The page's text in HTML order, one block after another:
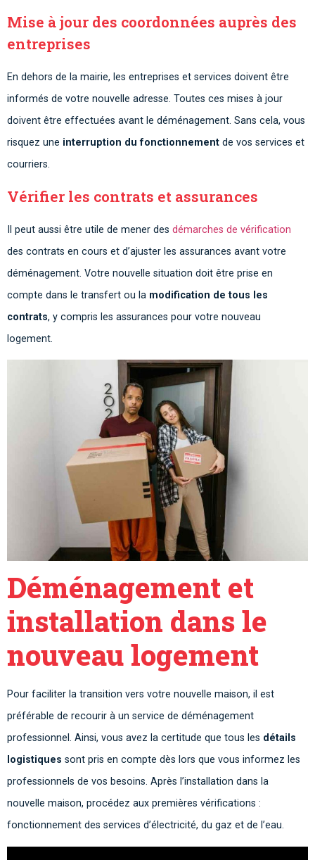
Mise à jour des coordonnées auprès des
entreprises
En dehors de la mairie, les entreprises et services doivent être
informés de votre nouvelle adresse. Toutes ces mises à jour
doivent être effectuées avant le déménagement. Sans cela, vous
risquez une interruption du fonctionnement de vos services et
courriers.
Vérifier les contrats et assurances
Il peut aussi être utile de mener des démarches de vérification
des contrats en cours et d’ajuster les assurances avant votre
déménagement. Votre nouvelle situation doit être prise en
compte dans le transfert ou la modification de tous les
contrats, y compris les assurances pour votre nouveau
logement.
Déménagement et
installation dans le
nouveau logement
Pour faciliter la transition vers votre nouvelle maison, il est
préférable de recourir à un service de déménagement
professionnel. Ainsi, vous avez la certitude que tous les détails
logistiques sont pris en compte dès lors que vous informez les
professionnels de vos besoins. Après l’installation dans la
nouvelle maison, procédez aux premières vérifications :
fonctionnement des services d’électricité, du gaz et de l’eau.